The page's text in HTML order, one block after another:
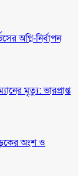
অগ্নি-নির্বাপন
মৃত্যু: ভারপ্রাপ্ত
অংশ ও